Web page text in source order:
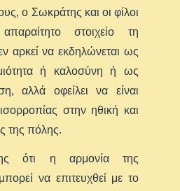
ο Σωκράτης και οι φίλοι
στοιχείο τη
αρκεί να εκδηλώνεται ως
ή καλοσύνη ή ως
αλλά οφείλει να είναι
στην ηθική και
της πόλης.
ότι η αρμονία της
να επιτευχθεί με το